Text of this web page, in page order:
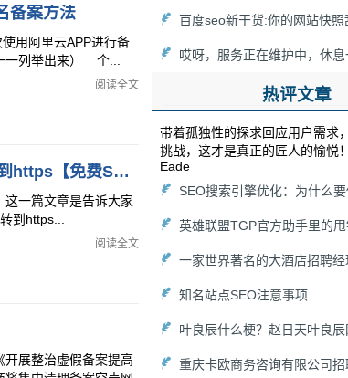
备案方法
用阿里云APP进行备
一列举出来） 个...
阅读全文
http跳转https方法：阿里云如何让http自动跳转到https【免费SSL证书使用FAQ】
一篇文章是告诉大家
到https...
阅读全文
开展整治虚假备案提高
百度seo新干货:你的网站快照
哎呀，服务正在维护中，休息一下，马上回
热评文章
带着孤独性的探求回应用户需求
挑战，这才是真正的匠人的愉
Eade
SEO搜索引擎优化：为什么
英雄联盟TGP官方助手里的
一家世界著名的大酒店招聘
知名站点SEO注意事项
叶良辰什么梗？赵日天叶良辰
重庆卡欧商务咨询有限公司